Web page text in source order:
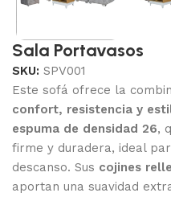
Sala Portavasos
SKU:SPV001
Este sofá ofrece la
confort, resistencia y
espuma de densidad 26,
firme y duradera, ideal
descanso. Sus cojines
aportan una suavidad